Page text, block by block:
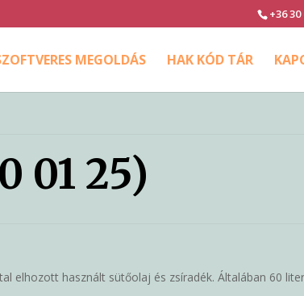
+36 30
MEGOLDÁS HAK KÓD TÁR
01 25)
elhozott használt sütőolaj és zsíradék. Általában 60